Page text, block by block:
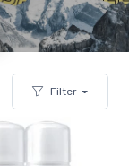
Filter